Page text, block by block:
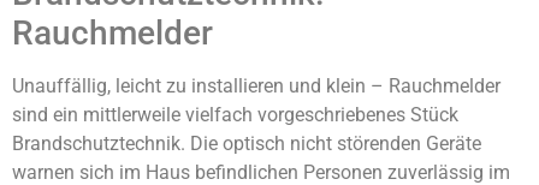
Rauchmelder
Unauffällig, leicht zu installieren und klein – Rauchmelder
sind ein mittlerweile vielfach vorgeschriebenes Stück
Brandschutztechnik. Die optisch nicht störenden Geräte
warnen sich im Haus befindlichen Personen zuverlässig im